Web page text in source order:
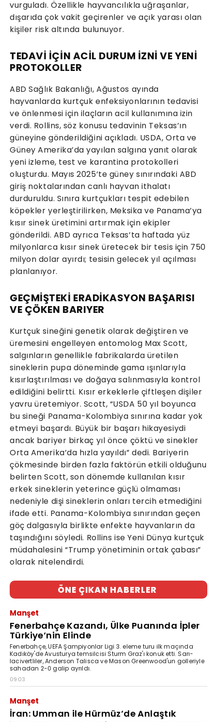
vurguladı. Özellikle hayvancılıkla uğraşanlar,
dışarıda çok vakit geçirenler ve açık yarası olan
kişiler risk altında bulunuyor.
TEDAVİ İÇİN ACİL DURUM İZNİ VE YENİ
PROTOKOLLER
ABD Sağlık Bakanlığı, Ağustos ayında
hayvanlarda kurtçuk enfeksiyonlarının tedavisi
ve önlenmesi için ilaçların acil kullanımına izin
verdi. Rollins, söz konusu tedavinin Teksas’ın
güneyine gönderildiğini açıkladı. USDA, Orta ve
Güney Amerika’da yayılan salgına yanıt olarak
yeni izleme, test ve karantina protokolleri
oluşturdu. Mayıs 2025’te güney sınırındaki ABD
giriş noktalarından canlı hayvan ithalatı
durduruldu. Sınıra kurtçukları tespit edebilen
köpekler yerleştirilirken, Meksika ve Panama’ya
kısır sinek üretimini artırmak için ekipler
gönderildi. ABD ayrıca Teksas’ta haftada yüz
milyonlarca kısır sinek üretecek bir tesis için 750
milyon dolar ayırdı; tesisin gelecek yıl açılması
planlanıyor.
GEÇMİŞTEKİ ERADİKASYON BAŞARISI
VE ÇÖKEN BARIYER
Kurtçuk sineğini genetik olarak değiştiren ve
üremesini engelleyen entomolog Max Scott,
salgınların genellikle fabrikalarda üretilen
sineklerin pupa döneminde gama ışınlarıyla
kısırlaştırılması ve doğaya salınmasıyla kontrol
edildiğini belirtti. Kısır erkeklerle çiftleşen dişiler
yavru üretemiyor. Scott, “USDA 50 yıl boyunca
bu sineği Panama-Kolombiya sınırına kadar yok
etmeyi başardı. Büyük bir başarı hikayesiydi
ancak bariyer birkaç yıl önce çöktü ve sinekler
Orta Amerika’da hızla yayıldı” dedi. Bariyerin
çökmesinde birden fazla faktörün etkili olduğunu
belirten Scott, son dönemde kullanılan kısır
erkek sineklerin yeterince güçlü olmaması
nedeniyle dişi sineklerin onları tercih etmediğini
ifade etti. Panama-Kolombiya sınırından geçen
göç dalgasıyla birlikte enfekte hayvanların da
taşındığını söyledi. Rollins ise Yeni Dünya kurtçuk
müdahalesini “Trump yönetiminin ortak çabası”
olarak nitelendirdi.
ÖNE ÇIKAN HABERLER
Manşet
Fenerbahçe Kazandı, Ülke Puanında İpler
Türkiye’nin Elinde
Fenerbahçe, UEFA Şampiyonlar Ligi 3. eleme turu ilk maçında
Kadıköy'de Avusturya temsilcisi Sturm Graz'ı konuk etti. Sarı-
lacivertliler, Anderson Talisca ve Mason Greenwood'un golleriyle
sahadan 2-0 galip ayrıldı.
09:03
Manşet
İran: Umman ile Hürmüz’de Anlaştık